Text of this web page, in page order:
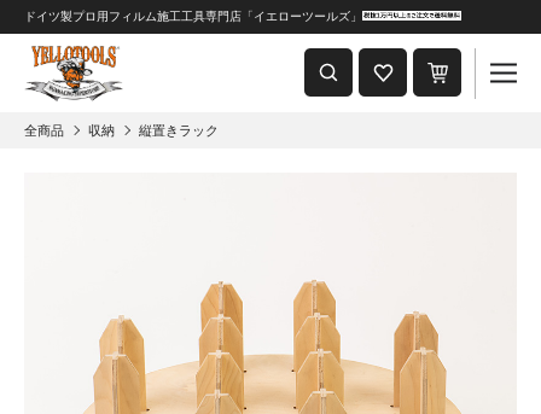
重要なおしらせ
2024年8月1日 価格改定につきまして
ドイツ製プロ用フィルム施工工具専門店「イエローツールズ」
全商品 収納 縦置きラック